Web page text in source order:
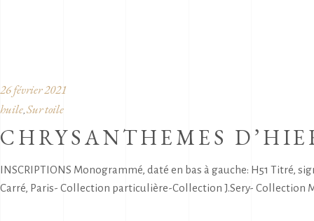
26 février 2021
huile Sur toile
CHRYSANTHEMES
INSCRIPTIONS Monogrammé, daté en bas à gauche: H51 Titré,
Carré, Paris- Collection particulière-Collection J.Sery- Collection